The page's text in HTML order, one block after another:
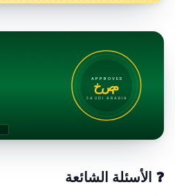
APPROVED
خصم
SAUDI ARABIA
❓ الأسئلة الشائعة